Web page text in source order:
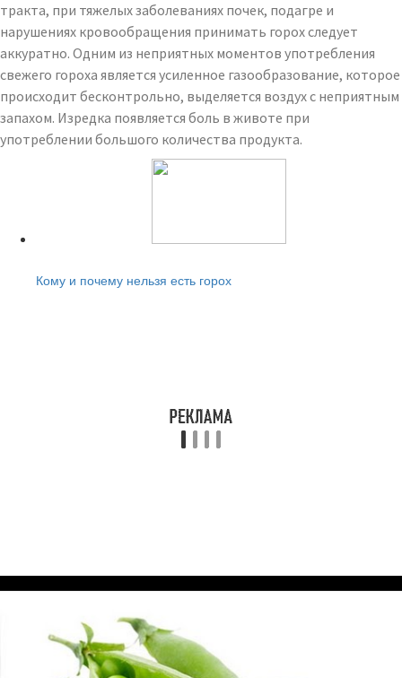
тракта, при тяжелых заболеваниях почек, подагре и
нарушениях кровообращения принимать горох следует
аккуратно. Одним из неприятных моментов употребления
свежего гороха является усиленное газообразование, которое
происходит бесконтрольно, выделяется воздух с неприятным
запахом. Изредка появляется боль в животе при
употреблении большого количества продукта.
Кому и почему нельзя есть горох